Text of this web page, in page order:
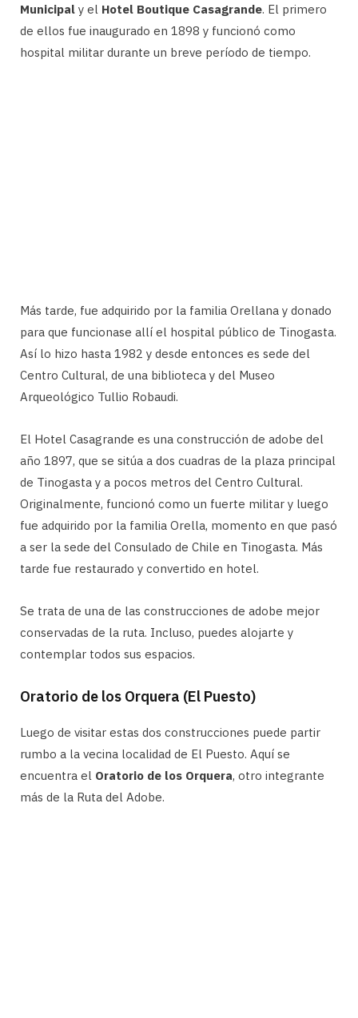
Municipal y el Hotel Boutique Casagrande. El primero
de ellos fue inaugurado en 1898 y funcionó como
hospital militar durante un breve período de tiempo.
Más tarde, fue adquirido por la familia Orellana y donado
para que funcionase allí el hospital público de Tinogasta.
Así lo hizo hasta 1982 y desde entonces es sede del
Centro Cultural, de una biblioteca y del Museo
Arqueológico Tullio Robaudi.
El Hotel Casagrande es una construcción de adobe del
año 1897, que se sitúa a dos cuadras de la plaza principal
de Tinogasta y a pocos metros del Centro Cultural.
Originalmente, funcionó como un fuerte militar y luego
fue adquirido por la familia Orella, momento en que pasó
a ser la sede del Consulado de Chile en Tinogasta. Más
tarde fue restaurado y convertido en hotel.
Se trata de una de las construcciones de adobe mejor
conservadas de la ruta. Incluso, puedes alojarte y
contemplar todos sus espacios.
Oratorio de los Orquera (El Puesto)
Luego de visitar estas dos construcciones puede partir
rumbo a la vecina localidad de El Puesto. Aquí se
encuentra el Oratorio de los Orquera, otro integrante
más de la Ruta del Adobe.